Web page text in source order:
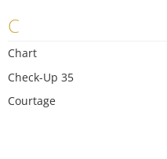
C
Chart
Check-Up 35
Courtage